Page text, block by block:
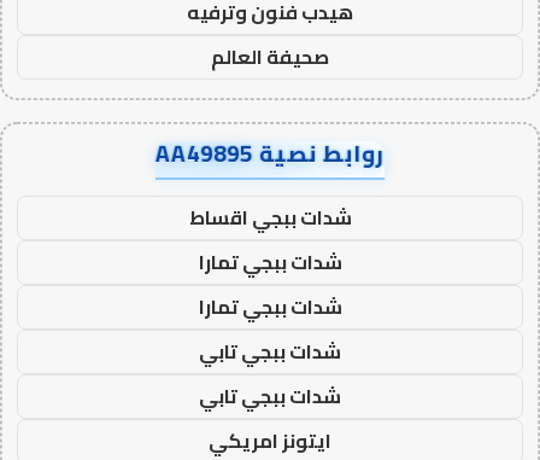
هيدب فنون وترفيه
صحيفة العالم
روابط نصية AA49895
شدات ببجي اقساط
شدات ببجي تمارا
شدات ببجي تمارا
شدات ببجي تابي
شدات ببجي تابي
ايتونز امريكي